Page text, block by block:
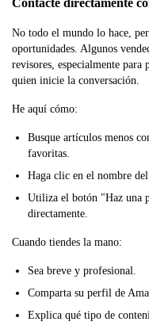
No todo el mundo lo hace,
oportunidades. Algunos
revisores, especialmente para
quien inicie la conversación.
He aquí cómo:
Busque artículos menos
favoritas.
Haga clic en el nombre
Utiliza el botón "Haz una
directamente.
Cuando tiendes la mano:
Sea breve y profesional.
Comparta su perfil de
Explica qué tipo de